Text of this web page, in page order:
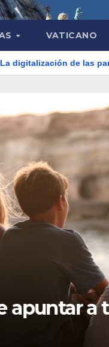
VATICANO
de las parroquias y
a tu